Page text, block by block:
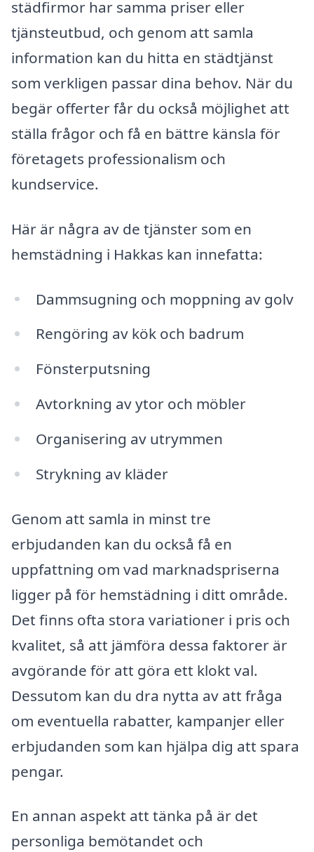
städfirmor har samma priser eller
tjänsteutbud, och genom att samla
information kan du hitta en städtjänst
som verkligen passar dina behov. När du
begär offerter får du också möjlighet att
ställa frågor och få en bättre känsla för
företagets professionalism och
kundservice.
Här är några av de tjänster som en
hemstädning i Hakkas kan innefatta:
Dammsugning och moppning av golv
Rengöring av kök och badrum
Fönsterputsning
Avtorkning av ytor och möbler
Organisering av utrymmen
Strykning av kläder
Genom att samla in minst tre
erbjudanden kan du också få en
uppfattning om vad marknadspriserna
ligger på för hemstädning i ditt område.
Det finns ofta stora variationer i pris och
kvalitet, så att jämföra dessa faktorer är
avgörande för att göra ett klokt val.
Dessutom kan du dra nytta av att fråga
om eventuella rabatter, kampanjer eller
erbjudanden som kan hjälpa dig att spara
pengar.
En annan aspekt att tänka på är det
personliga bemötandet och